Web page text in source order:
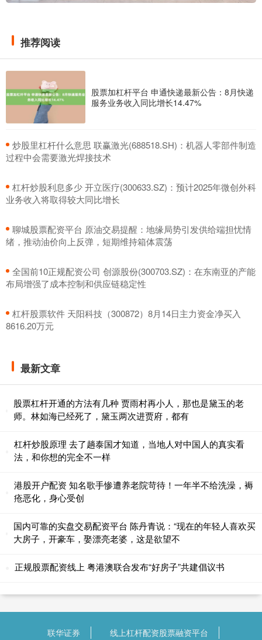
推荐阅读
股票加杠杆平台 申通快递最新公告：8月快递
服务业务收入同比增长14.47%
​炒股里杠杆什么意思 联赢激光(688518.SH)：机器人零部件制造
过程中会需要激光焊接技术
​杠杆炒股利息多少 开立医疗(300633.SZ)：预计2025年微创外科
业务收入将取得较大同比增长
​聊城股票配资平台 原油交易提醒：地缘局势引发供给端担忧情
绪，推动油价向上反弹，短期维持箱体震荡
​全国前10正规配资公司 创源股份(300703.SZ)：在东南亚的产能
布局增强了成本控制和供应链稳定性
​杠杆股票软件 天阳科技（300872）8月14日主力资金净买入
8616.20万元
最新文章
股票杠杆开通的方法有几种 贾雨村再小人，那也是黛玉的老
师。林如海已经死了，黛玉两次进贾府，都有
杠杆炒股原理 去了趟泰国才知道，当地人对中国人的真实看
法，和你想的完全不一样
港股开户配资 知名歌手惨遭养老院苛待！一年半不给洗澡，褥
疮恶化，身心受创
国内可靠的实盘交易配资平台 陈丹青说：“现在的年轻人喜欢买
大房子，开豪车，娶漂亮老婆，这是欲望不
正规股票配资线上 粤港澳联合发布“好房子”共建倡议书
联华证券 线上杠杆配资股票融资平台